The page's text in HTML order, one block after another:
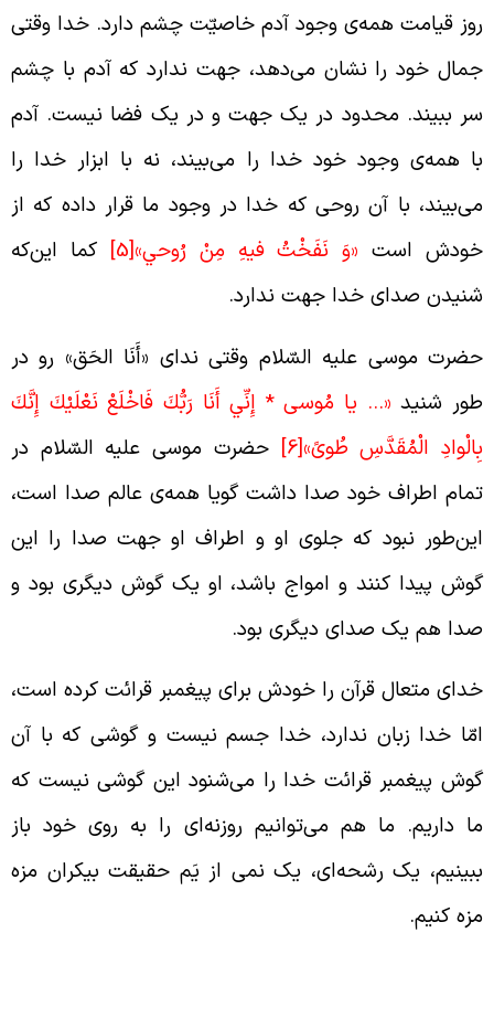
قیامت همه‌ی وجود آدم خاصیّت چشم دارد. خدا وقتی
خود را نشان می‌دهد، جهت ندارد که آدم با چشم
ببیند. محدود در یک جهت و در یک فضا نیست. آدم
همه‌ی وجود خود خدا را می‌بیند، نه با ابزار خدا را
با آن روحی که خدا در وجود ما قرار داده که از
است«وَ نَفَخْتُ فيهِ مِنْ رُوحي‏»[5]
کما این‌که
صدای خدا جهت ندارد.
موسی علیه السّلام وقتی ندای «أَنَا الحَق» رو در
شنید«… يا مُوسى‏ * إِنِّي أَنَا رَبُّكَ فَاخْلَعْ نَعْلَيْكَ إِنَّكَ
الْمُقَدَّسِ طُوىً»[6] حضرت موسی علیه السّلام در
اطراف خود صدا داشت گویا همه‌ی عالم صدا است،
نبود که جلوی او و اطراف او جهت صدا را این
پیدا کنند و امواج باشد، او یک گوش دیگری بود و
هم یک صدای دیگری بود.
متعال قرآن را خودش برای پیغمبر قرائت کرده است،
خدا زبان ندارد، خدا جسم نیست و گوشی که با آن
پیغمبر قرائت خدا را می‌شنود این گوشی نیست که
داریم. ما هم می‌توانیم روزنه‌ای را به روی خود باز
یک رشحه‌ای، یک نمی از یَم حقیقت بیکران مزه
کنیم.